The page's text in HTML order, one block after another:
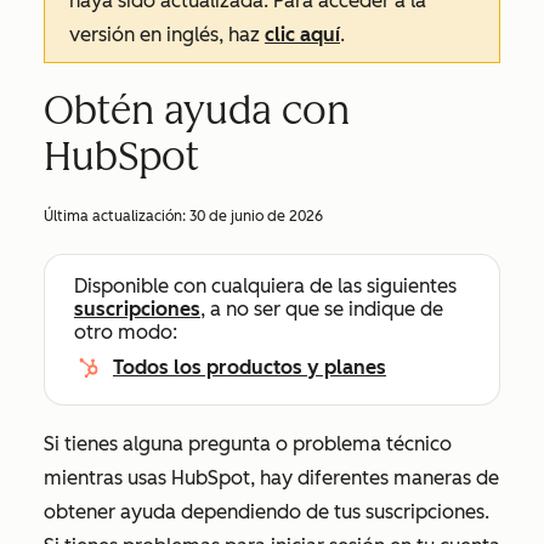
versión en inglés, haz clic aquí.
Obtén ayuda con
HubSpot
Última actualización: 30 de junio de 2026
Disponible con cualquiera de las siguientes
suscripciones, a no ser que se indique de
otro modo:
Todos los productos y planes
Si tienes alguna pregunta o problema técnico
mientras usas HubSpot, hay diferentes maneras de
obtener ayuda dependiendo de tus suscripciones.